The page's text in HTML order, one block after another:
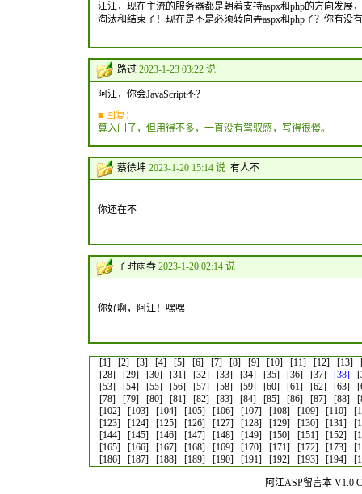
江江，现在主流的服务器都是朝着支持aspx和php的方向发展
淘汰和结束了！现在是不是必须转向弄aspx和php了？你有没
路过 2023-1-23 03:22 说
阿江，你会JavaScript不？
■ 回复：
算入门了，但用得不多，一直没有驾驭感，写得很慢。
蔡徐坤 2023-1-20 15:14 说 有人不
你还在不
子时雨春 2023-1-20 02:14 说
你好啊，阿江！嘿嘿
[1] [2] [3] [4] [5] [6] [7] [8] [9] [10] [11] [12] [13]
[28]
[29] [30] [31] [32] [33] [34] [35] [36] [37] [38]
[53]
[54] [55] [56] [57] [58] [59] [60] [61] [62] [63]
[78]
[79] [80] [81] [82] [83] [84] [85] [86] [87] [88]
[102]
[103] [104] [105] [106] [107] [108] [109] [110]
[123]
[124] [125] [126] [127] [128] [129] [130] [131]
[144]
[145] [146] [147] [148] [149] [150] [151] [152]
[165]
[166] [167] [168] [169] [170] [171] [172] [173]
[186]
[187] [188] [189] [190] [191] [192] [193] [194]
阿江ASP留言本 V1.0